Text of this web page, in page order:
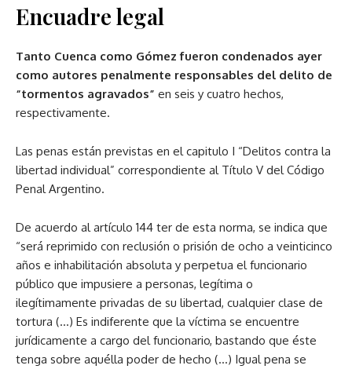
Encuadre legal
Tanto Cuenca como Gómez fueron condenados ayer
como autores penalmente responsables del delito de
“tormentos agravados” en seis y cuatro hechos,
respectivamente.
Las penas están previstas en el capitulo I “Delitos contra la
libertad individual” correspondiente al Título V del Código
Penal Argentino.
De acuerdo al artículo 144 ter de esta norma, se indica que
“será reprimido con reclusión o prisión de ocho a veinticinco
años e inhabilitación absoluta y perpetua el funcionario
público que impusiere a personas, legítima o
ilegítimamente privadas de su libertad, cualquier clase de
tortura (…) Es indiferente que la víctima se encuentre
jurídicamente a cargo del funcionario, bastando que éste
tenga sobre aquélla poder de hecho (…) Igual pena se